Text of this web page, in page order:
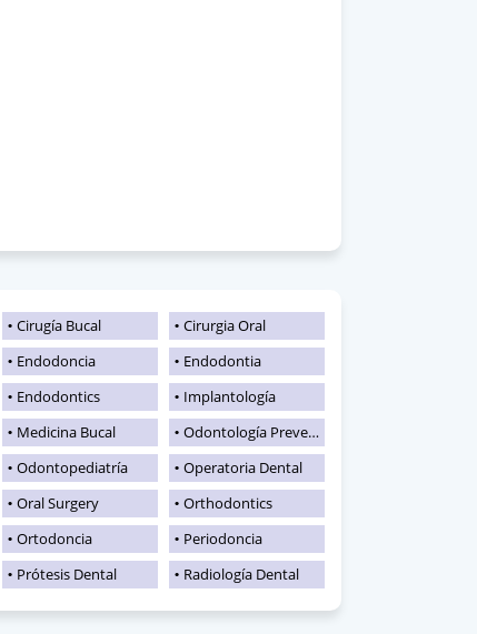
Cirugía Bucal
Cirurgia Oral
Endodoncia
Endodontia
Endodontics
Implantología
Medicina Bucal
Odontología Preventiva
Odontopediatría
Operatoria Dental
Oral Surgery
Orthodontics
Ortodoncia
Periodoncia
Prótesis Dental
Radiología Dental